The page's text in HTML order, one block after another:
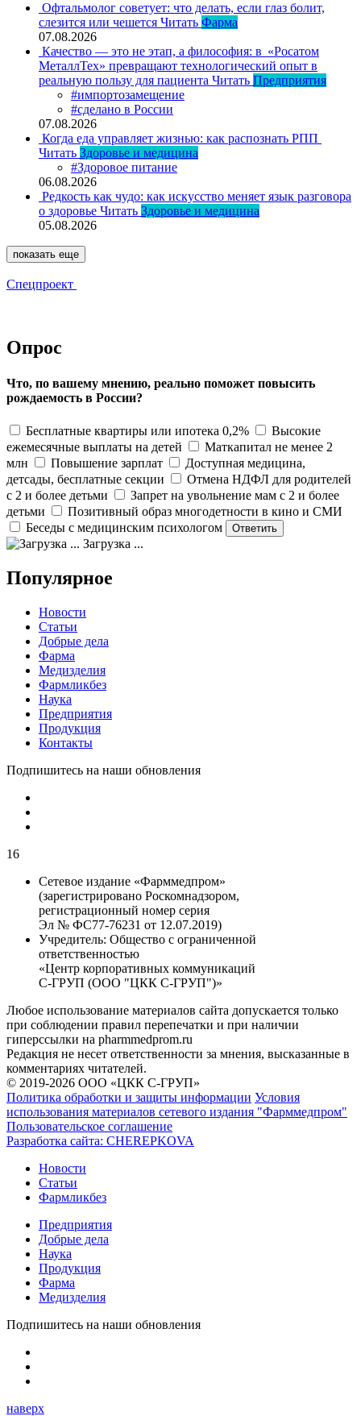
Офтальмолог советует: что делать, если глаз болит,
слезится или чешется Читать Фарма
07.08.2026
Качество — это не этап, а философия: в «Росатом
МеталлТех» превращают технологический опыт в
реальную пользу для пациента Читать Предприятия
#импортозамещение
#сделано в России
07.08.2026
Когда еда управляет жизнью: как распознать РПП
Читать Здоровье и медицина
#Здоровое питание
06.08.2026
Редкость как чудо: как искусство меняет язык разговора
о здоровье Читать Здоровье и медицина
05.08.2026
показать еще
Спецпроект
Опрос
Что, по вашему мнению, реально поможет повысить
рождаемость в России?
Бесплатные квартиры или ипотека 0,2%
Высокие
ежемесячные выплаты на детей
Маткапитал не менее 2
млн
Повышение зарплат
Доступная медицина,
детсады, бесплатные секции
Отмена НДФЛ для родителей
с 2 и более детьми
Запрет на увольнение мам с 2 и более
детьми
Позитивный образ многодетности в кино и СМИ
Беседы с медицинским психологом
Загрузка ...
Популярное
Новости
Статьи
Добрые дела
Фарма
Медизделия
Фармликбез
Наука
Предприятия
Продукция
Контакты
Подпишитесь на наши обновления
16
Сетевое издание «Фарммедпром»
(зарегистрировано Роскомнадзором,
регистрационный номер серия
Эл № ФС77-76231 от 12.07.2019)
Учредитель: Общество с ограниченной
ответственностью
«Центр корпоративных коммуникаций
С-ГРУП (ООО "ЦКК С-ГРУП")»
Любое использование материалов сайта допускается только
при соблюдении правил перепечатки и при наличии
гиперссылки на pharmmedprom.ru
Редакция не несет ответственности за мнения, высказанные в
комментариях читателей.
© 2019-2026 ООО «ЦКК С-ГРУП»
Политика обработки и защиты информации Условия
использования материалов сетевого издания "Фарммедпром"
Пользовательское соглашение
Разработка сайта: CHEREPKOVA
Новости
Статьи
Фармликбез
Предприятия
Добрые дела
Наука
Продукция
Фарма
Медизделия
Подпишитесь на наши обновления
наверх